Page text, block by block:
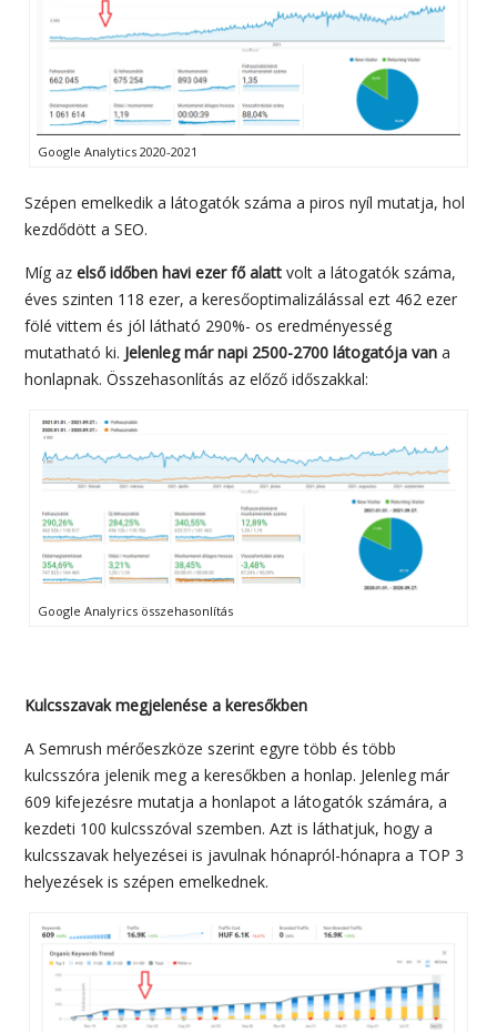
Szépen emelkedik a látogatók száma a piros nyíl mutatja, hol
kezdődött a SEO.
Míg azelső időben havi ezer fő alattvolt a látogatók száma,
fölé vittem és jól látható 290%- os eredményesség
mutatható ki.Jelenleg már napi 2500-2700 látogatója vana
honlapnak. Összehasonlítás az előző időszakkal:
Google Analyrics összehasonlítás
Kulcsszavak megjelenése a keresőkben
A Semrush mérőeszköze szerint egyre több és több
kulcsszóra jelenik meg a keresőkben a honlap. Jelenleg már
kezdeti 100 kulcsszóval szemben. Azt is láthatjuk, hogy a
kulcsszavak helyezései is javulnak hónapról-hónapra a TOP 3
helyezések is szépen emelkednek.